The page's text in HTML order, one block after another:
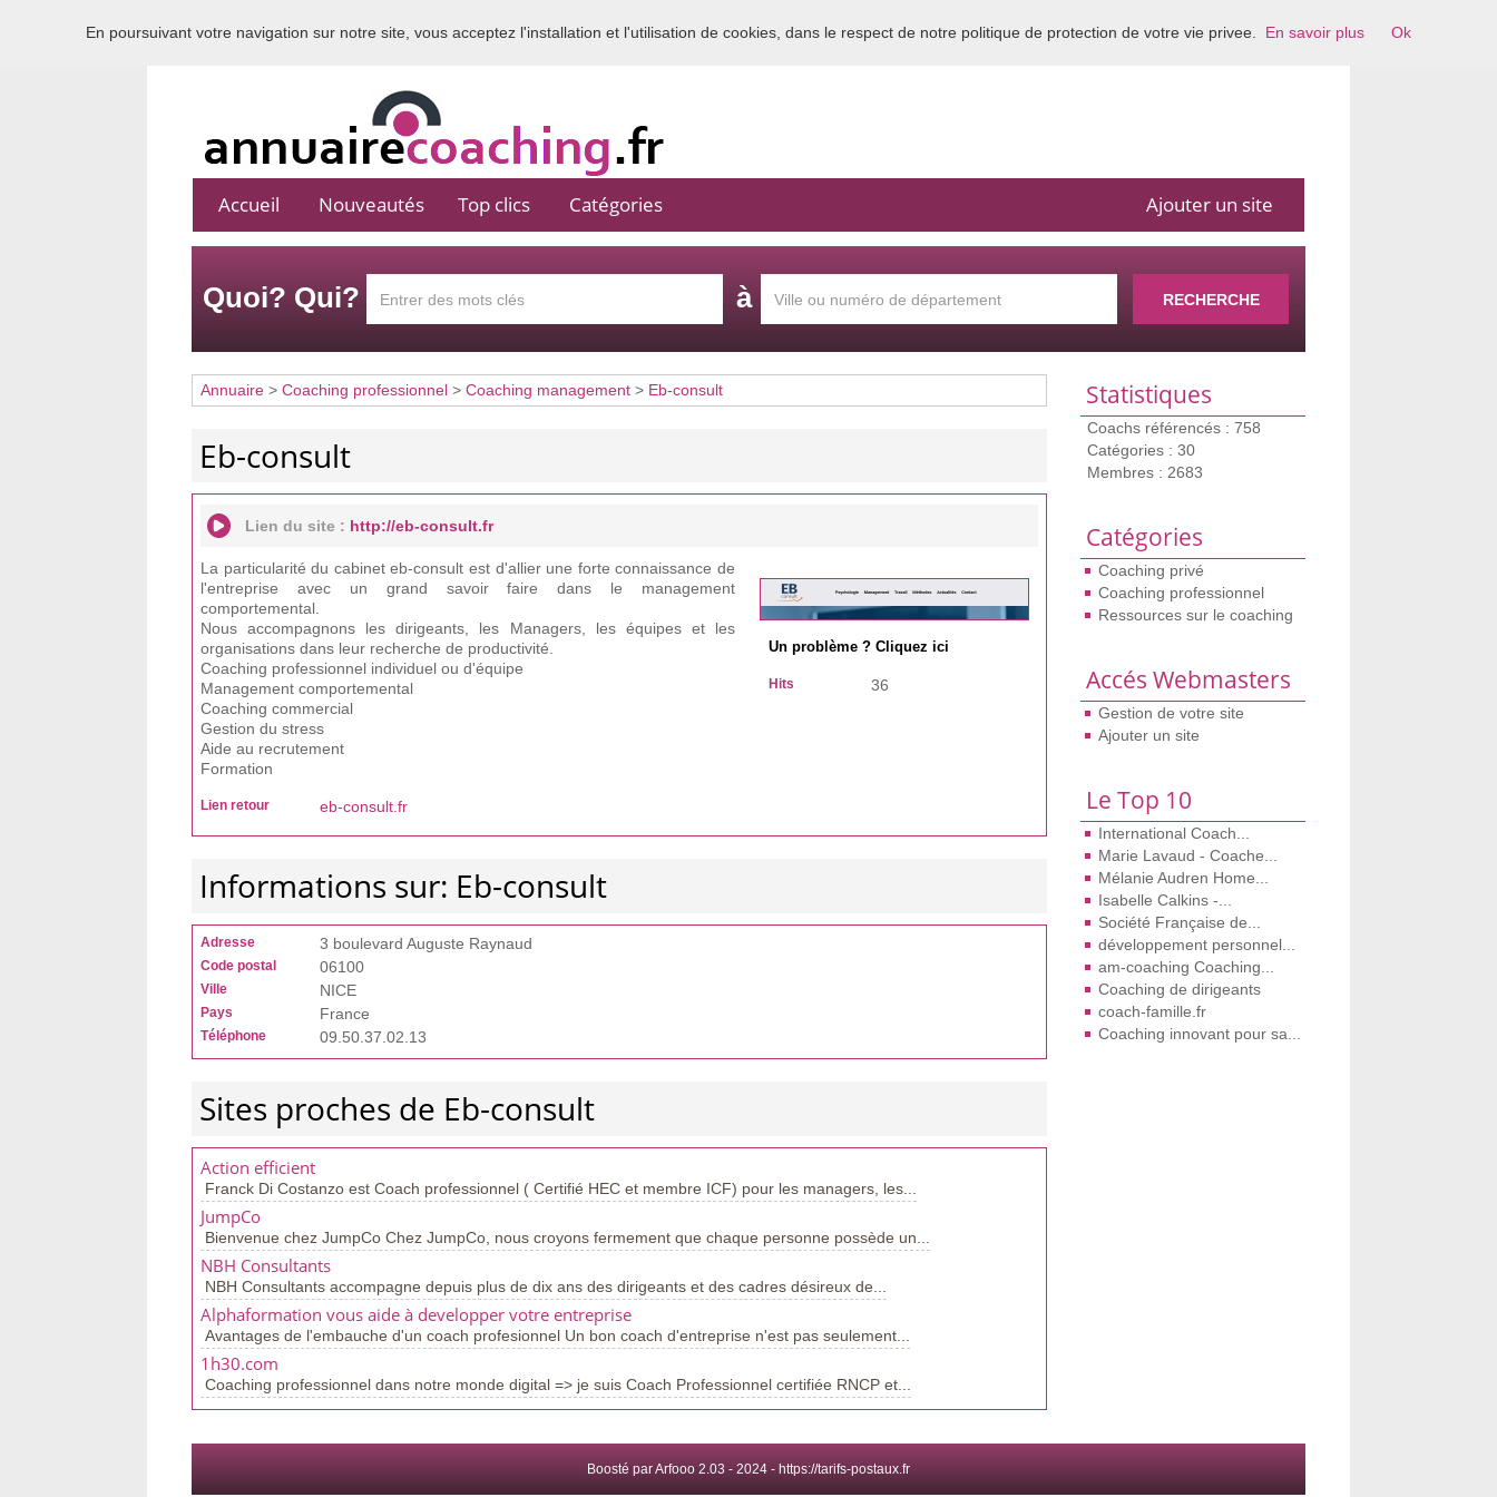
Bienvenue sur l'annuaire du coaching en France
Accueil Nouveautés Top clics Catégories Ajouter un site
Quoi? Qui? à RECHERCHE
Statistiques
Coachs référencés : 758
Catégories : 30
Membres : 2683
Catégories
Coaching privé
Coaching professionnel
Ressources sur le coaching
Accés Webmasters
Gestion de votre site
Ajouter un site
Le Top 10
International Coach...
Marie Lavaud - Coache...
Mélanie Audren Home...
Isabelle Calkins -...
Société Française de...
développement personnel...
am-coaching Coaching...
Coaching de dirigeants
coach-famille.fr
Coaching innovant pour sa...
Annuaire > Coaching professionnel > Coaching management > Eb-consult
Eb-consult
Lien du site : http://eb-consult.fr
La particularité du cabinet eb-consult est d'allier une forte connaissance de
l'entreprise avec un grand savoir faire dans le management
comportemental.
Nous accompagnons les dirigeants, les Managers, les équipes et les
organisations dans leur recherche de productivité.
Coaching professionnel individuel ou d'équipe
Management comportemental
Coaching commercial
Gestion du stress
Aide au recrutement
Formation
Lien retour eb-consult.fr
Un problème ? Cliquez ici
Hits 36
Informations sur: Eb-consult
Adresse 3 boulevard Auguste Raynaud
Code postal 06100
Ville NICE
Pays France
Téléphone 09.50.37.02.13
Sites proches de Eb-consult
Action efficient
Franck Di Costanzo est Coach professionnel ( Certifié HEC et membre ICF) pour les managers, les...
JumpCo
Bienvenue chez JumpCo Chez JumpCo, nous croyons fermement que chaque personne possède un...
NBH Consultants
NBH Consultants accompagne depuis plus de dix ans des dirigeants et des cadres désireux de...
Alphaformation vous aide à developper votre entreprise
Avantages de l'embauche d'un coach profesionnel Un bon coach d'entreprise n'est pas seulement...
1h30.com
Coaching professionnel dans notre monde digital => je suis Coach Professionnel certifiée RNCP et...
Boosté par Arfooo 2.03 - 2024 - https://tarifs-postaux.fr
En poursuivant votre navigation sur notre site, vous acceptez l'installation et l'utilisation de cookies, dans le respect de notre politique de protection de votre vie privee. En savoir plus Ok